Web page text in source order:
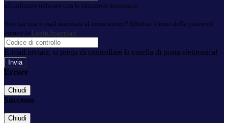
all'indirizzo indicato con le istruzioni necessarie.
Non hai una e-mail associata al nome utente? Effettua il reset della password
tramite la Login Spaggiari
E-mail inviata, si prega di controllare la casella di posta elettronica!
Errore
Chiudi
Successo
Chiudi